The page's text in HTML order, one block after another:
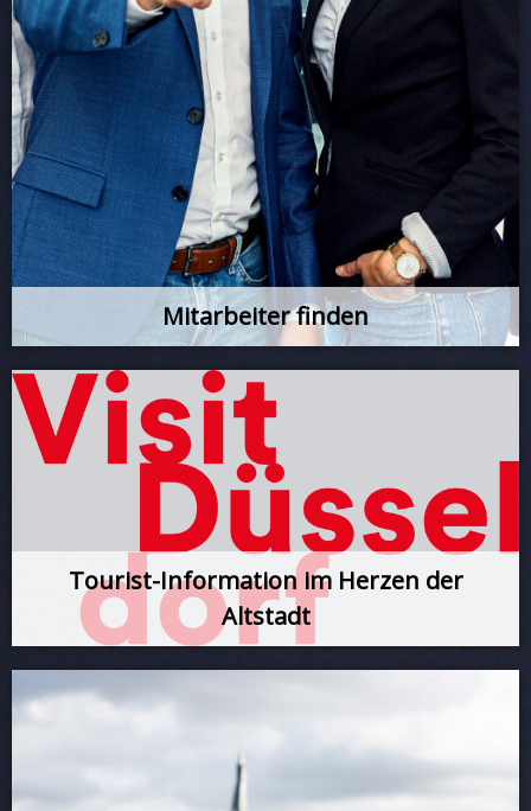
Mitarbeiter finden
Tourist-Information im Herzen der
Altstadt